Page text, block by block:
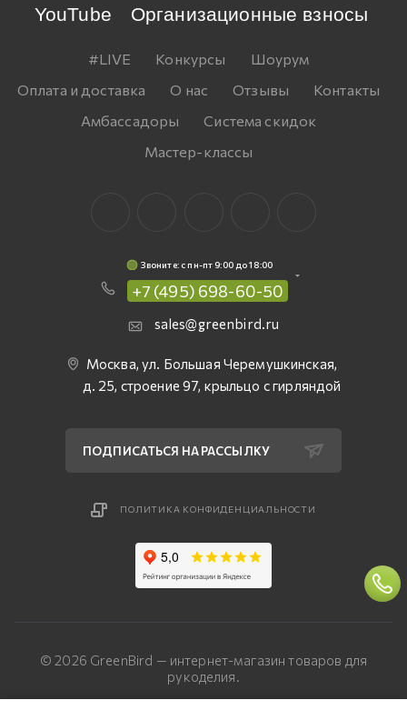
YouTube
Организационные взносы
#LIVE Конкурсы
Шоурум
Оплата и доставка
О нас Отзывы
Контакты
Амбассадоры
Система скидок
Мастер-классы
Звоните: c пн-пт 9:00 до 18:00
+7 (495) 698-60-50
sales@greenbird.ru
Москва, ул. Большая Черемушкинская,
д. 25, строение 97, крыльцо с гирляндой
ПОДПИСАТЬСЯ НА РАССЫЛКУ
ПОЛИТИКА КОНФИДЕНЦИАЛЬНОСТИ
© 2026 GreenBird — интернет-магазин товаров для
рукоделия.